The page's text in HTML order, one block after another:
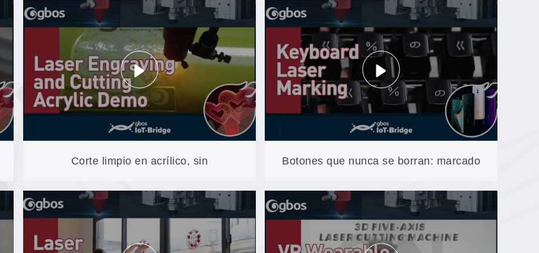
corta, marca y graba tarjetas con una
sola máquina XXP3-250
máquina de doble cabezal GH1610T
ahorra material en diseños irregulares
Corte limpio en acrílico, sin
posprocesado: grabado y corte con la
Compact MINI
Botones que nunca se borran: marcado
láser permanente para teclados y mandos